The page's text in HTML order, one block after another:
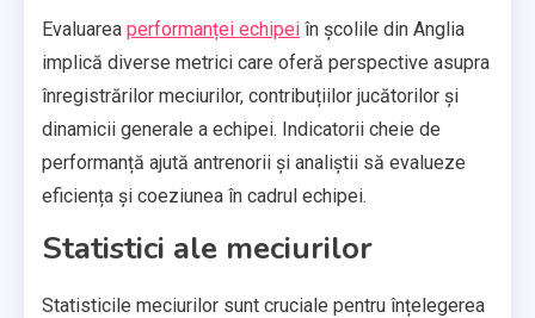
Evaluarea performanței echipei în școlile din Anglia
implică diverse metrici care oferă perspective asupra
înregistrărilor meciurilor, contribuțiilor jucătorilor și
dinamicii generale a echipei. Indicatorii cheie de
performanță ajută antrenorii și analiștii să evalueze
eficiența și coeziunea în cadrul echipei.
Statistici ale meciurilor
Statisticile meciurilor sunt cruciale pentru înțelegerea